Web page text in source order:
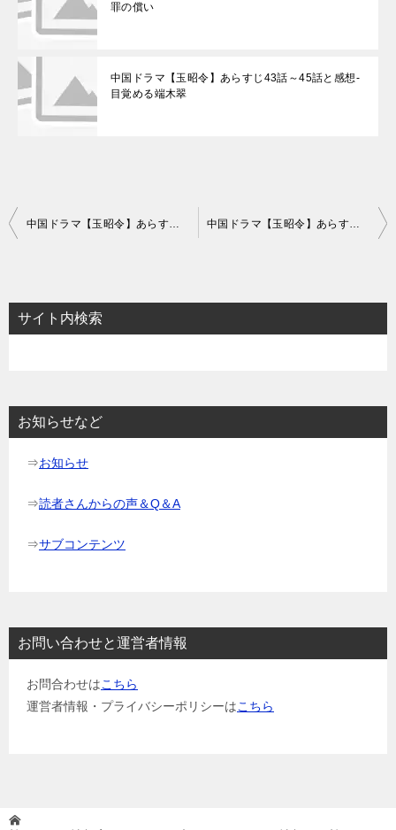
罪の償い
中国ドラマ【玉昭令】あらすじ43話～45話と感想-
目覚める端木翠
投
ビ
ゲ
ョ
中国ドラマ【玉昭令】あらすじ13話～15話と感想-静かなる嵐 中国ドラマ【玉昭令】あらすじ19話～21話と感想-すれちがう二人
サイト内検索
お知らせなど
⇒お知らせ
⇒読者さんからの声＆Q＆A
⇒サブコンテンツ
お問い合わせと運営者情報
お問合わせはこちら
運営者情報・プライバシーポリシーはこちら